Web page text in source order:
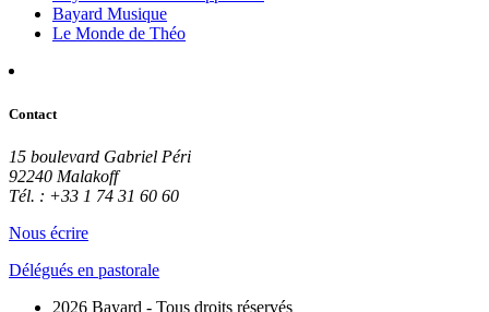
Bayard Musique
Le Monde de Théo
Contact
15 boulevard Gabriel Péri
92240 Malakoff
Tél. : +33 1 74 31 60 60
Nous écrire
Délégués en pastorale
2026 Bayard - Tous droits réservés